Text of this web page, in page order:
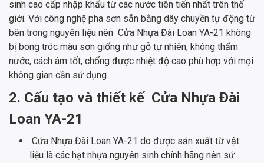
sinh cao cấp nhập khẩu từ các nước tiên tiến nhất trên thế
giới. Với công nghệ pha sơn sẵn bằng dây chuyền tự động từ
bên trong nguyên liệu nên Cửa Nhựa Đài Loan YA-21 không
bị bong tróc màu sơn giống như gỗ tự nhiên, không thấm
nước, cách âm tốt, chống được nhiệt độ cao phù hợp với mọi
không gian cần sử dụng.
2. Cấu tạo và thiết kế Cửa Nhựa Đài
Loan YA-21
Cửa Nhựa Đài Loan YA-21 do được sản xuất từ vật
liệu là các hạt nhựa nguyên sinh chính hãng nên sử